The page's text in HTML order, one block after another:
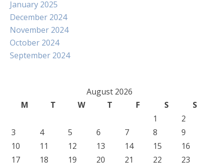
January 2025
December 2024
November 2024
October 2024
September 2024
August 2026
M
T W T F S
S
1
2
3
4 5 6 7 8
9
10
11 12 13 14 15
16
17
18 19 20 21 22 23